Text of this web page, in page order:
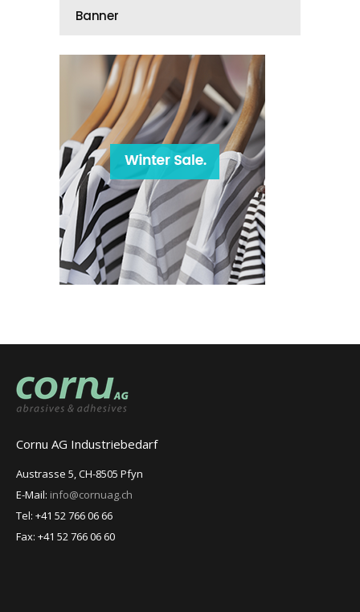
Banner
Cornu AG Industriebedarf
Austrasse 5, CH-8505 Pfyn
E-Mail: info@cornuag.ch
Tel: +41 52 766 06 66
Fax: +41 52 766 06 60